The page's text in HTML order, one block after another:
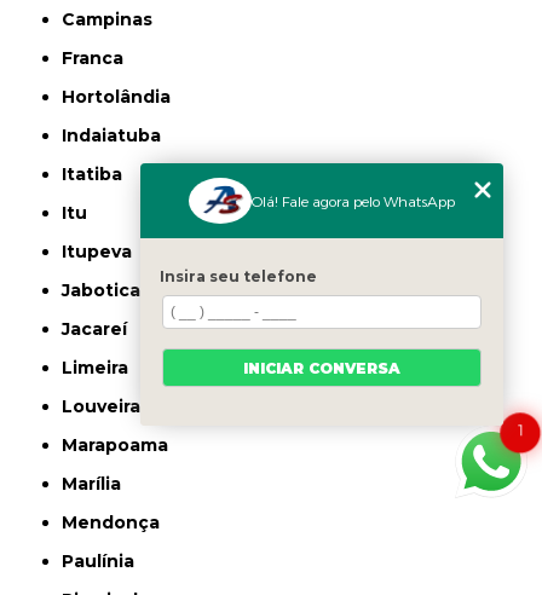
Campinas
Franca
Hortolândia
Indaiatuba
Itatiba
Itu
Itupeva
Jaboticabal
Jacareí
Limeira
Louveira
Marapoama
Marília
Mendonça
Paulínia
1
Olá! Fale agora pelo WhatsApp
Insira seu telefone
INICIAR CONVERSA